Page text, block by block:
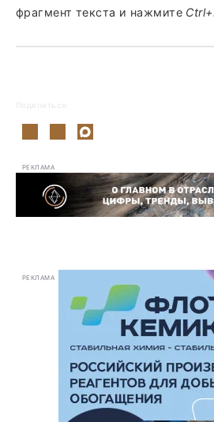
фрагмент текста и нажмите
Поделиться:
РЕКЛАМА
РЕКЛАМА